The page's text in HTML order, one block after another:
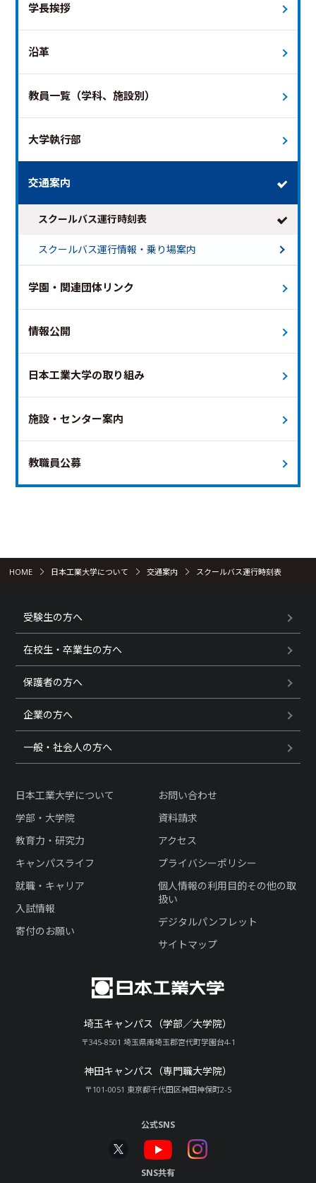
学長挨拶
沿革
教員一覧（学科、施設別）
大学執行部
交通案内
スクールバス運行時刻表
スクールバス運行情報・乗り場案内
学園・関連団体リンク
情報公開
日本工業大学の取り組み
施設・センター案内
教職員公募
次の月 >
日 月 火 水 木 金
土
9
10
※日付を選択すると時刻表が表示されます
土曜ダイヤ 終バス18時台（新白岡便のみ運行）
特別ダイヤ（オープンキャンパス）
運休日
未定 本日
HOME 日本工業大学について 交通案内 スクールバス運行時刻表
受験生の方へ
在校生・卒業生の方へ
保護者の方へ
企業の方へ
一般・社会人の方へ
埼玉キャンパス（学部／大学院）
〒345-8501 埼玉県南埼玉郡宮代町学園台4-1
神田キャンパス（専門職大学院）
〒101-0051 東京都千代田区神田神保町2-5
日本工業大学について
学部・大学院
教育力・研究力
キャンパスライフ
就職・キャリア
入試情報
寄付のお願い
お問い合わせ
資料請求
アクセス
プライバシーポリシー
個人情報の利用目的その他の取
扱い
デジタルパンフレット
サイトマップ
公式SNS
SNS共有